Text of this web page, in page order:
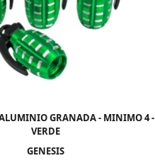
GRANADA - MINIMO 4 -
VERDE
GENESIS